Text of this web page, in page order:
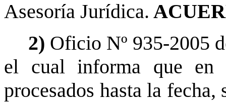
Asesoría Jurídica.
2) Oficio Nº 935-2005
el cual informa que en
procesados hasta la fecha,